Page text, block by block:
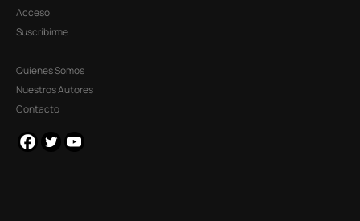
Acceso
Suscribirme
Quienes Somos
Nuestros Autores
Contacto